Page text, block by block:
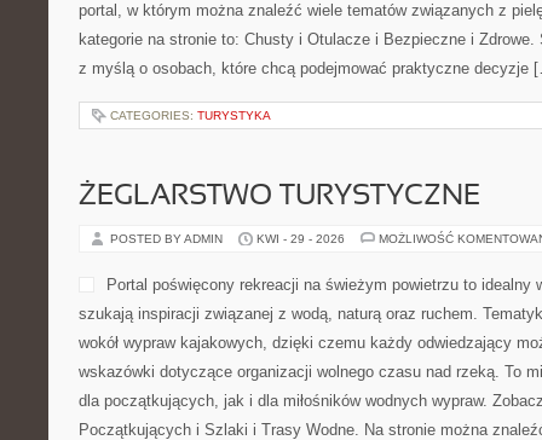
portal, w którym można znaleźć wiele tematów związanych z
kategorie na stronie to: Chusty i Otulacze i Bezpieczne i Zdrowe.
z myślą o osobach, które chcą podejmować praktyczne decyzje
CATEGORIES: TURYSTYKA
ŻEGLARSTWO TURYSTYCZNE
POSTED BY ADMIN KWI - 29 - 2026 MOŻLIWOŚĆ
Portal poświęcony rekreacji na świeżym powietrzu to idealny
inspiracji związanej z wodą, naturą oraz ruchem. Tematyka
wypraw kajakowych, dzięki czemu każdy odwiedzający może
dotyczące organizacji wolnego czasu nad rzeką. To miejsce
początkujących, jak i dla miłośników wodnych wypraw. Zobacz:
Początkujących i Szlaki i Trasy Wodne. Na stronie można